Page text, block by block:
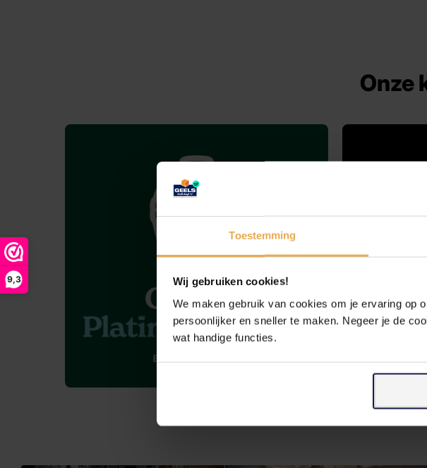
Toestemming
Wij gebruiken cookies!
We maken gebruik van cookies om je ervaring op
persoonlijker en sneller te maken. Negeer je de
wat handige functies.
9,3
Onze